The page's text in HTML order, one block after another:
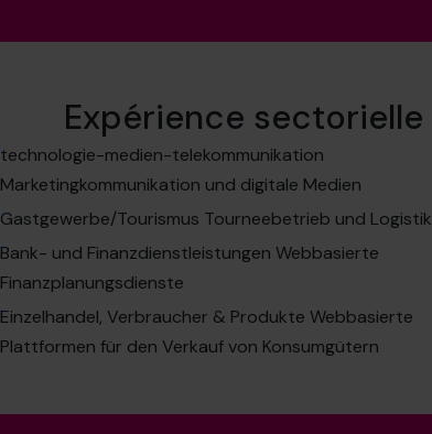
Expérience sectorielle
technologie-medien-telekommunikation
Marketingkommunikation und digitale Medien
Gastgewerbe/Tourismus Tourneebetrieb und Logistik
Bank- und Finanzdienstleistungen Webbasierte
Finanzplanungsdienste
Einzelhandel, Verbraucher & Produkte Webbasierte
Plattformen für den Verkauf von Konsumgütern